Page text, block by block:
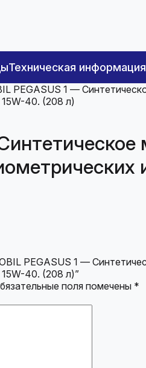
Техническая информация
PEGASUS 1 —
40. (208 л)
PEGASUS 1 —
40. (208 л)”
поля помечены *